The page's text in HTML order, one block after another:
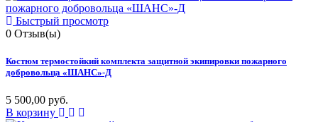
Быстрый просмотр
0 Отзыв(ы)
Костюм термостойкий комплекта защитной экипировки пожарного
добровольца «ШАНС»-Д
5 500,00 руб.
В корзину